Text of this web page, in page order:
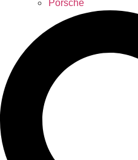
Porsche